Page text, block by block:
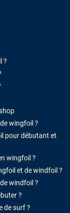
?
wingfoil ?
pour débutant et
wingfoil ?
et de windfoil ?
windfoil ?
?
de surf ?